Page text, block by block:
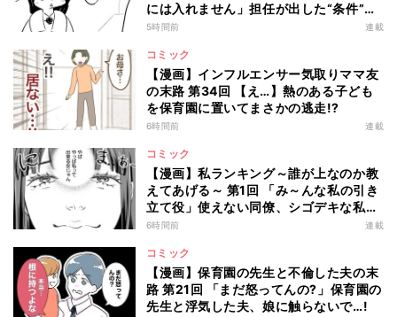
には入れません」担任が出した“条件”と
は?
5時間前 連載
コミック
【漫画】インフルエンサー気取りママ友
の末路 第34回 【え…】熱のある子ども
を保育園に置いてまさかの逃走!?
6時間前 連載
コミック
【漫画】私ランキング～誰が上なのか教
えてあげる～ 第1回 「み～んな私の引き
立て役」使えない同僚、シゴデキな私
は…
6時間前 連載
コミック
【漫画】保育園の先生と不倫した夫の末
路 第21回 「まだ怒ってんの?」保育園の
先生と浮気した夫、娘に触らないで…!